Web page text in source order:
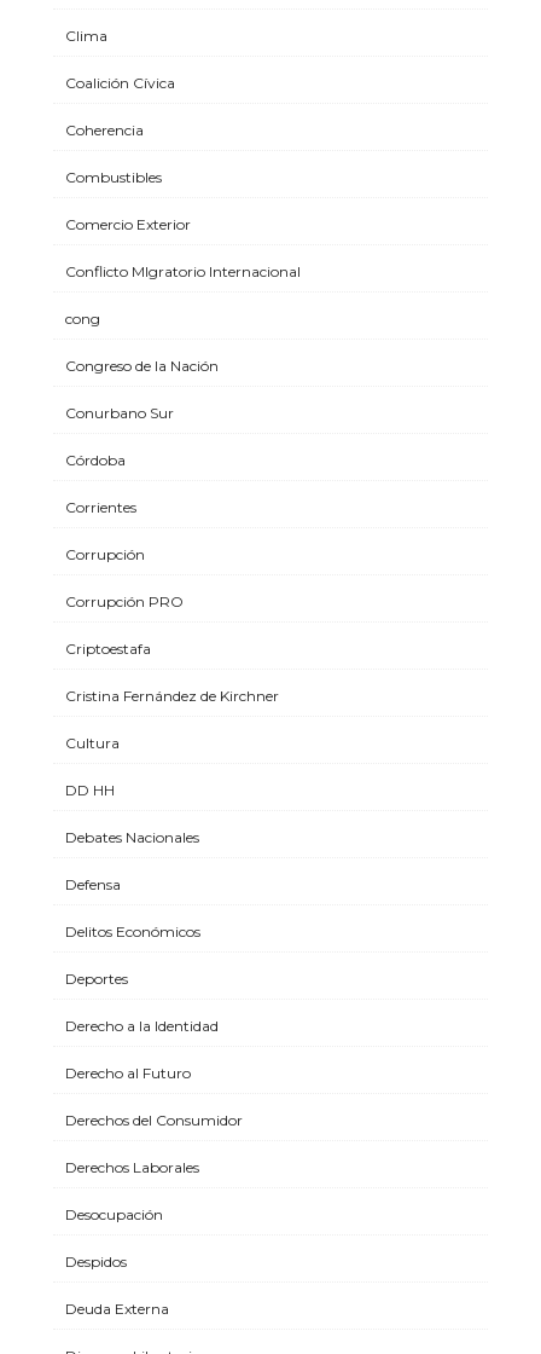
Clima
Coalición Cívica
Coherencia
Combustibles
Comercio Exterior
Conflicto MIgratorio Internacional
cong
Congreso de la Nación
Conurbano Sur
Córdoba
Corrientes
Corrupción
Corrupción PRO
Criptoestafa
Cristina Fernández de Kirchner
Cultura
DD HH
Debates Nacionales
Defensa
Delitos Económicos
Deportes
Derecho a la Identidad
Derecho al Futuro
Derechos del Consumidor
Derechos Laborales
Desocupación
Despidos
Deuda Externa